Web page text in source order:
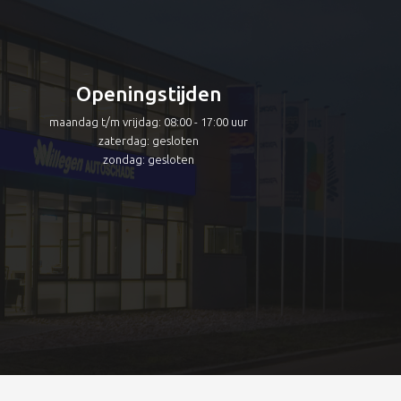
Openingstijden
maandag t/m vrijdag: 08:00 - 17:00 uur
zaterdag: gesloten
zondag: gesloten